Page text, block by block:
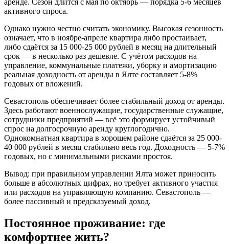
аренде. Сезон длится с мая по октябрь — порядка 5-6 месяцев
активного спроса.
Однако нужно честно считать экономику. Высокая сезонность
означает, что в ноябре-апреле квартира либо простаивает,
либо сдаётся за 15 000-25 000 рублей в месяц на длительный
срок — в несколько раз дешевле. С учётом расходов на
управление, коммунальные платежи, уборку и амортизацию
реальная доходность от аренды в Ялте составляет 5-8%
годовых от вложений.
Севастополь обеспечивает более стабильный доход от аренды.
Здесь работают военнослужащие, государственные служащие,
сотрудники предприятий — всё это формирует устойчивый
спрос на долгосрочную аренду круглогодично.
Однокомнатная квартира в хорошем районе сдаётся за 25 000-
40 000 рублей в месяц стабильно весь год. Доходность — 5-7%
годовых, но с минимальными рисками простоя.
Вывод: при правильном управлении Ялта может приносить
больше в абсолютных цифрах, но требует активного участия
или расходов на управляющую компанию. Севастополь —
более пассивный и предсказуемый доход.
Постоянное проживание: где
комфортнее жить?